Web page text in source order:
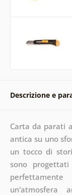
Descrizione e
Carta da parati
antica su uno
un tocco di
sono
un'atmosfera